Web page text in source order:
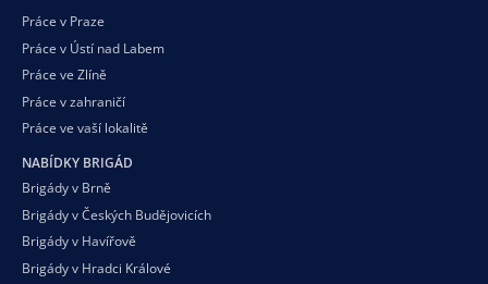
Práce v Praze
Práce v Ústí nad Labem
Práce ve Zlíně
Práce v zahraničí
Práce ve vaší lokalitě
NABÍDKY BRIGÁD
Brigády v Brně
Brigády v Českých Budějovicích
Brigády v Havířově
Brigády v Hradci Králové